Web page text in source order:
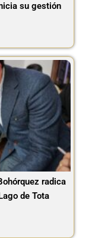
su gestión
radica
de Tota